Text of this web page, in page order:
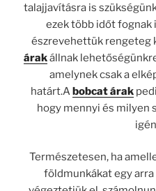
talajjavításra is
ezek több időt fognak
észrevehettük rengeteg
árakállnak
amelynek csak a
határt.Abobcat árak
hogy mennyi és milyen
Természetesen, ha
földmunkákat egy arra